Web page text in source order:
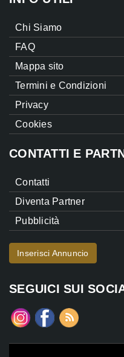
Chi Siamo
FAQ
Mappa sito
Termini e Condizioni
Privacy
Cookies
CONTATTI E
Contatti
Diventa Partner
Pubblicità
Inserisci Annuncio
SEGUICI SUI